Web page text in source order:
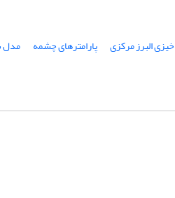
البرز مرکزی پارامترهای چشمه مدل